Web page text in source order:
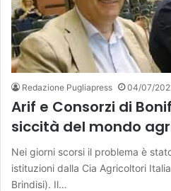
Redazione Pugliapress 04/07/
Arif e Consorzi di
siccità del mondo
Nei giorni scorsi il problema è
istituzioni dalla Cia Agricoltori
Brindisi). Il…